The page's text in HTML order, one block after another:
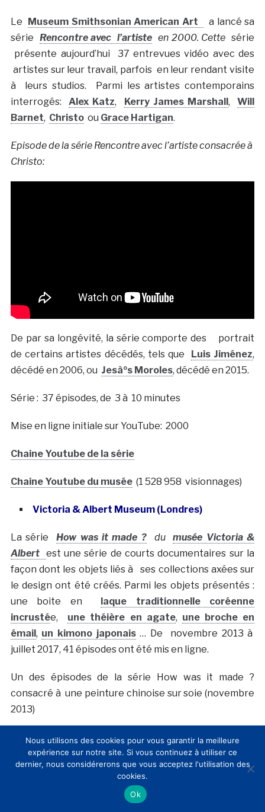
Le Museum Smithsonian American Art
a lancé sa
série Rencontre avec l’artiste en 2000. Cettesérie
présente aujourd’hui 37 entrevues vidéo avec des
artistes sur leur travail, parfois en leur rendant visite
à leurs studios. Parmi les artistes contemporains
interrogés: Alex Katz, Kerry James Marshall,Will
Barnet, Christoou Grace Hartigan.
Episode de la série Rencontre avec l’artiste consacrée à
Christo:
De par sa longévité, la série comporte des portrait
de certains artistes décédés, tels que
Luis Jiménez,
décédé en 2006, ou Jesàºs Moroles, décédé en 2015.
Série : 37 épisodes, de 3 à 10 minutes
Mise en ligne initiale sur YouTube: 2000
Chaine Youtube de la série
Chaine Youtube du musée(1 528 958 visionnages)
Victoria & Albert Museum (Londres)
La sérieHow was it made ?dumusée Victoria &
Albert est une série de courts documentaires sur la
façon dont les objets liés à ses collections axées sur
le design ont été créés. Parmi les objets présentés :
une boite en
laque traditionnelle coréenne
incrustée, une théière en agate, une broche en
émail , un kimono japonais… De novembre 2013 à
juillet 2017, 41 épisodes ont été mis en ligne.
Un des épisodes de la série How was it made ?
consacré à une peinture chinoise sur soie (novembre
2013)
Nous utilisons des cookies pour vous garantir la meilleure
expérience sur notre site. Si vous continuez à utiliser ce
dernier, nous considérerons que vous acceptez l'utilisation des
cookies.
Ok